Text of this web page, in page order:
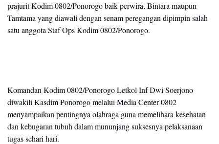
prajurit Kodim 0802/Ponorogo baik perwira, Bintara maupun
Tamtama yang diawali dengan senam peregangan dipimpin salah
satu anggota Staf Ops Kodim 0802/Ponorogo.
Komandan Kodim 0802/Ponorogo Letkol Inf Dwi Soerjono
diwakili Kasdim Ponorogo melalui Media Center 0802
menyampaikan pentingnya olahraga guna memelihara kesehatan
dan kebugaran tubuh dalam mununjang suksesnya pelaksanaan
tugas sehari hari.